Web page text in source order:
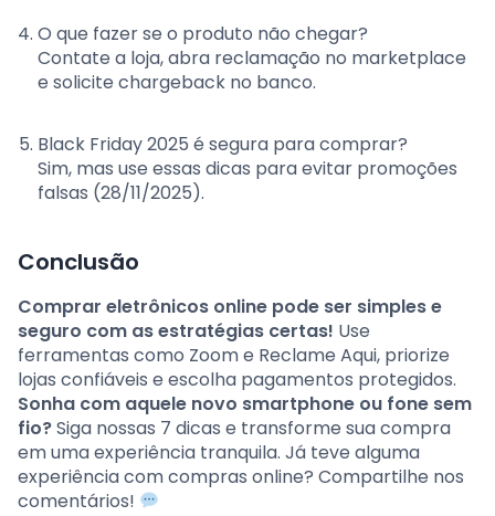
O que fazer se o produto não chegar?
Contate a loja, abra reclamação no marketplace
e solicite chargeback no banco.
Black Friday 2025 é segura para comprar?
Sim, mas use essas dicas para evitar promoções
falsas (28/11/2025).
Conclusão
Comprar eletrônicos online pode ser simples e
seguro com as estratégias certas! Use
ferramentas como Zoom e Reclame Aqui, priorize
lojas confiáveis e escolha pagamentos protegidos.
Sonha com aquele novo smartphone ou fone sem
fio?Siga nossas 7 dicas e transforme sua compra
em uma experiência tranquila. Já teve alguma
experiência com compras online? Compartilhe nos
comentários!